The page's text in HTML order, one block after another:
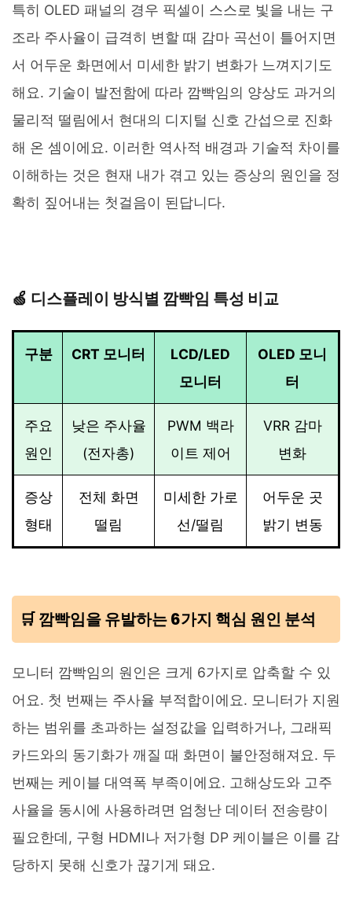
특히 OLED 패널의 경우 픽셀이 스스로 빛을 내는 구
조라 주사율이 급격히 변할 때 감마 곡선이 틀어지면
서 어두운 화면에서 미세한 밝기 변화가 느껴지기도
해요. 기술이 발전함에 따라 깜빡임의 양상도 과거의
물리적 떨림에서 현대의 디지털 신호 간섭으로 진화
해 온 셈이에요. 이러한 역사적 배경과 기술적 차이를
이해하는 것은 현재 내가 겪고 있는 증상의 원인을 정
확히 짚어내는 첫걸음이 된답니다.
🍏 디스플레이 방식별 깜빡임 특성 비교
구분 CRT 모니터
LCD/LED
모니터
OLED 모니
터
주요
원인
낮은 주사율
(전자총)
PWM 백라
이트 제어
VRR 감마
변화
증상
형태
전체 화면
떨림
미세한 가로
선/떨림
어두운 곳
밝기 변동
🛒 깜빡임을 유발하는 6가지 핵심 원인 분석
모니터 깜빡임의 원인은 크게 6가지로 압축할 수 있
어요. 첫 번째는 주사율 부적합이에요. 모니터가 지원
하는 범위를 초과하는 설정값을 입력하거나, 그래픽
카드와의 동기화가 깨질 때 화면이 불안정해져요. 두
번째는 케이블 대역폭 부족이에요. 고해상도와 고주
사율을 동시에 사용하려면 엄청난 데이터 전송량이
필요한데, 구형 HDMI나 저가형 DP 케이블은 이를 감
당하지 못해 신호가 끊기게 돼요.